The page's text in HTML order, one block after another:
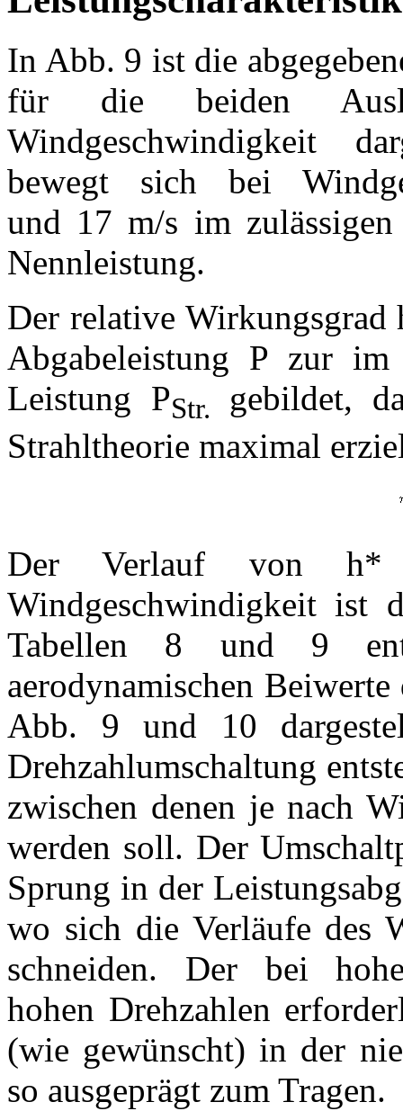
In Abb. 9 ist die
für die beiden
Windgeschwindigkeit
bewegt sich bei
und 17 m/s im
Nennleistung.
Der relative Wirkungsgrad
Abgabeleistung P zur im
Leistung PStr.
gebildet,
Strahltheorie maximal
Der Verlauf von h*
Windgeschwindigkeit ist
Tabellen 8 und 9
aerodynamischen
Abb. 9 und 10
Drehzahlumschaltung
zwischen denen je nach
werden soll. Der
Sprung in der
wo sich die Verläufe des
schneiden. Der bei
hohen Drehzahlen
(wie gewünscht) in der
so ausgeprägt zum Tragen.